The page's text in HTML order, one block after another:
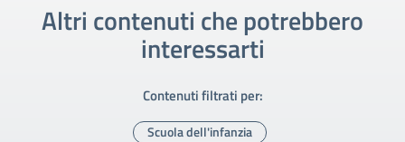
Altri contenuti che potrebbero
interessarti
Contenuti filtrati per:
Scuola dell'infanzia